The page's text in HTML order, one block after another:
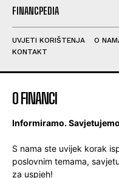
FINANCPEDIA
UVJETI KORIŠTENJA O
KONTAKT
O FINANCI
Informiramo.
S nama ste uvijek korak
poslovnim temama,
za uspjeh!